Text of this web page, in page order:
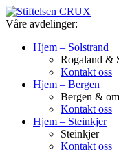
Våre avdelinger:
Hjem – Solstrand
Rogaland &
Kontakt oss
Hjem – Bergen
Bergen &
Kontakt oss
Hjem – Steinkjer
Steinkjer
Kontakt oss